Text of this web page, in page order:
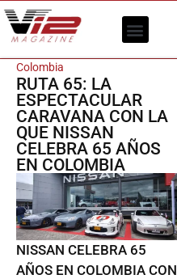
Colombia
RUTA 65: LA
ESPECTACULAR
CARAVANA CON LA
QUE NISSAN
CELEBRA 65 AÑOS
EN COLOMBIA
NISSAN CELEBRA 65
AÑOS EN COLOMBIA CON